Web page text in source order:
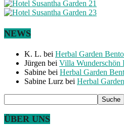
NEWS
K. L. bei Herbal Garden
Jürgen bei Villa Wunderschön
Sabine bei Herbal Garden
Sabine Lurz bei Herbal
ÜBER UNS